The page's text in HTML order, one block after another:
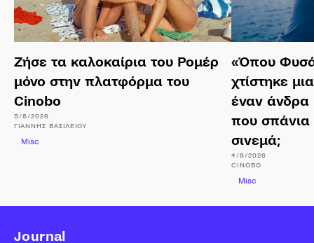
Ζήσε τα καλοκαίρια του Ρομέρ
μόνο στην πλατφόρμα του
Cinobo
5/8/2026
ΓΙΆΝΝΗΣ ΒΑΣΙΛΕΊΟΥ
Misc
«Όπου
χτίστηκε
έναν άνδρα
που σπάνια
σινεμά;
4/8/2026
CINOBO
Misc
Journal